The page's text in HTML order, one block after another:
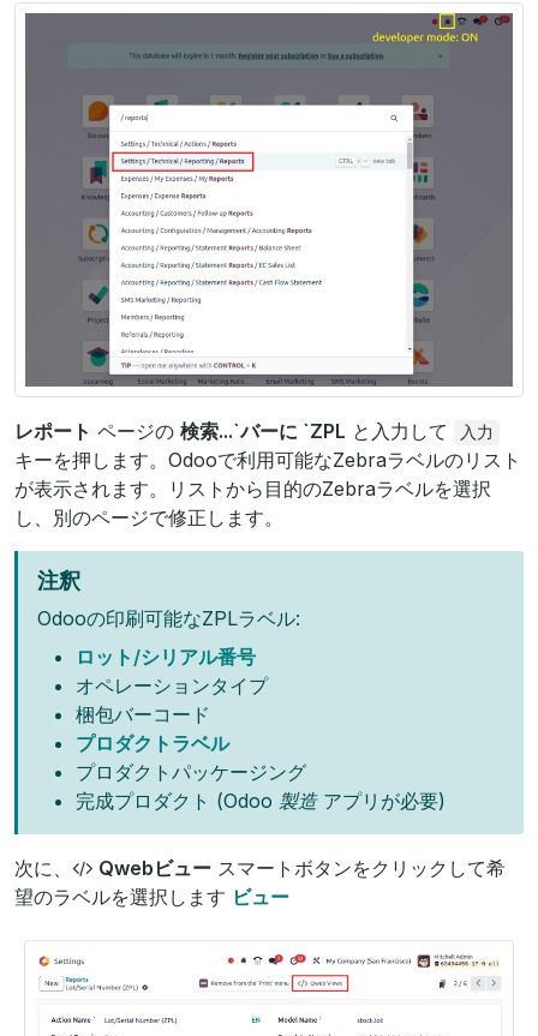
レポート ページの 検索...`バーに `ZPL と入力して 入力
キーを押します。Odooで利用可能なZebraラベルのリスト
が表示されます。リストから目的のZebraラベルを選択
し、別のページで修正します。
注釈
Odooの印刷可能なZPLラベル:
ロット/シリアル番号
オペレーションタイプ
梱包バーコード
プロダクトラベル
プロダクトパッケージング
完成プロダクト (Odoo 製造アプリが必要)
次に、 Qwebビュー スマートボタンをクリックして希
望のラベルを選択します ビュー